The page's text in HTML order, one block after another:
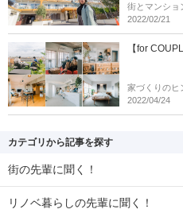
街とマンショ
2022/02/21
【for
家づくりのヒ
2022/04/24
カテゴリから記事を探す
街の先輩に聞く！
リノベ暮らしの先輩に聞く！